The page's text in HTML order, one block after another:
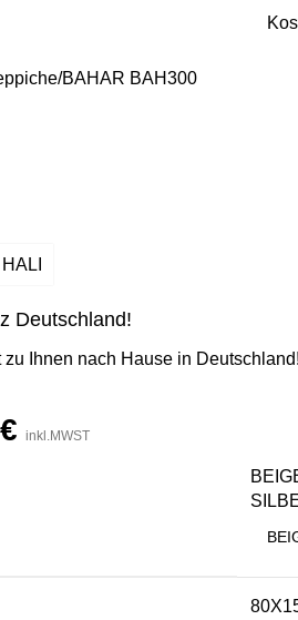
BAHAR BAH300
Deutschland!
Ihnen nach Hause in Deutschland!
€ inkl.MWST